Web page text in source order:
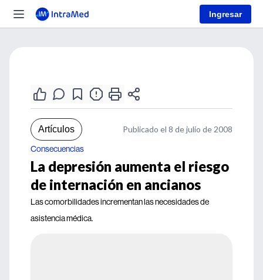
Ingresar
Artículos Publicado el 8 de julio de 2008
Consecuencias
La depresión aumenta el riesgo
de internación en ancianos
Las comorbilidades incrementan las necesidades de
asistencia médica.